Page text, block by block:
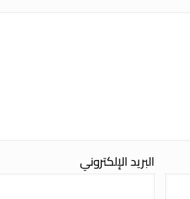
البريد الإلكتروني